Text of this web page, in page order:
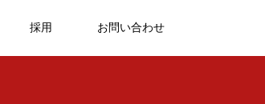
採用 お問い合わせ